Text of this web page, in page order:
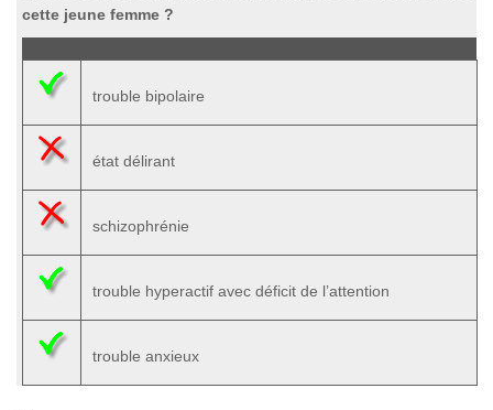
cette jeune femme ?
trouble bipolaire
état délirant
schizophrénie
trouble hyperactif avec déficit de l’attention
trouble anxieux